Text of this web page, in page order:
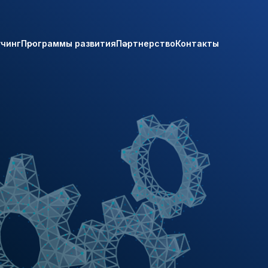
Программы развитияПартнерствоКонтакты